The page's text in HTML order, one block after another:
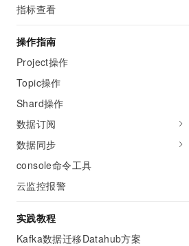
指标查看
操作指南
Project操作
Topic操作
Shard操作
数据订阅
数据同步
console命令工具
云监控报警
实践教程
Kafka数据迁移Datahub方案